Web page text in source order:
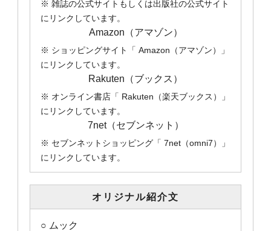
※ 雑誌の公式サイトもしくは出版社の公式サイト
にリンクしています。
Amazon（アマゾン）
※ ショッピングサイト「 Amazon（アマゾン）」
にリンクしています。
Rakuten（ブックス）
※ オンライン書店「 Rakuten（楽天ブックス）」
にリンクしています。
7net（セブンネット）
※ セブンネットショッピング「 7net（omni7）」
にリンクしています。
オリジナル紹介文
○ ムック